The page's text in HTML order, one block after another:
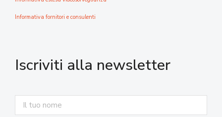
Informativa fornitori e consulenti
Iscriviti alla newsletter